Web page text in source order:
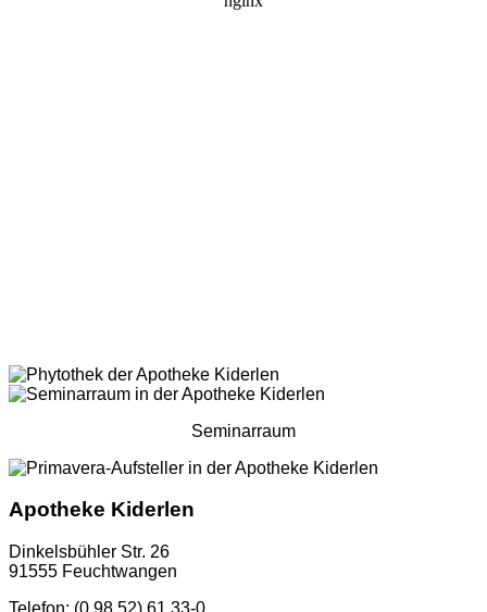
Seminarraum
Apotheke Kiderlen
Dinkelsbühler Str. 26
91555 Feuchtwangen
Telefon: (0 98 52) 61 33-0